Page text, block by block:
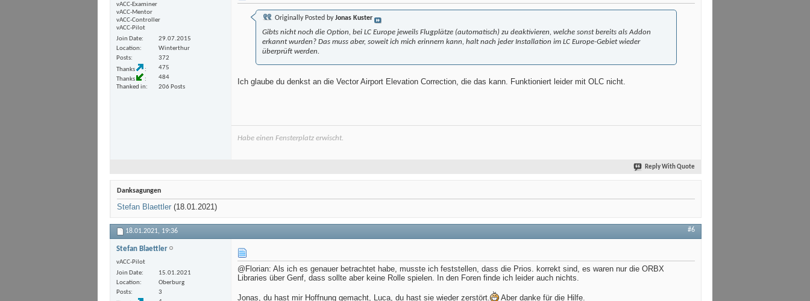
vACC-Examiner
vACC-Mentor
vACC-Controller
vACC-Pilot
Join Date
29.07.2015
Location
Winterthur
Posts
372
Thanks
475
Thanks
484
Thanked in
206 Posts
Originally Posted byJonas Kuster
Gibts nicht noch die Option, bei LC Europe jeweils Flugplätze (automatisch) zu deaktivieren, welche sonst bereits als Addon
erkannt wurden? Das muss aber, soweit ich mich erinnern kann, halt nach jeder Installation im LC Europe-Gebiet wieder
überprüft werden.
Ich glaube du denkst an die Vector Airport Elevation Correction, die das kann. Funktioniert leider mit OLC nicht.
Habe einen Fensterplatz erwischt.
Reply With Quote
Danksagungen
Stefan Blaettler (18.01.2021)
18.01.2021, 19:36 #6
Stefan Blaettler
vACC-Pilot
Join Date
15.01.2021
Location
Oberburg
Posts
3
@Florian: Als ich es genauer betrachtet habe, musste ich feststellen, dass die Prios. korrekt sind, es waren nur die ORBX
Libraries über Genf, dass sollte aber keine Rolle spielen. In den Foren finde ich leider auch nichts.
Jonas, du hast mir Hoffnung gemacht, Luca, du hast sie wieder zerstört. Aber danke für die Hilfe.